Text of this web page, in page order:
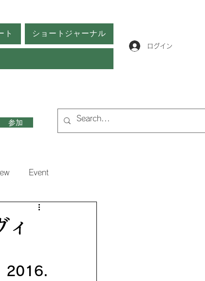
ト ショートジャーナル
ログイン
参加
Event
ィ